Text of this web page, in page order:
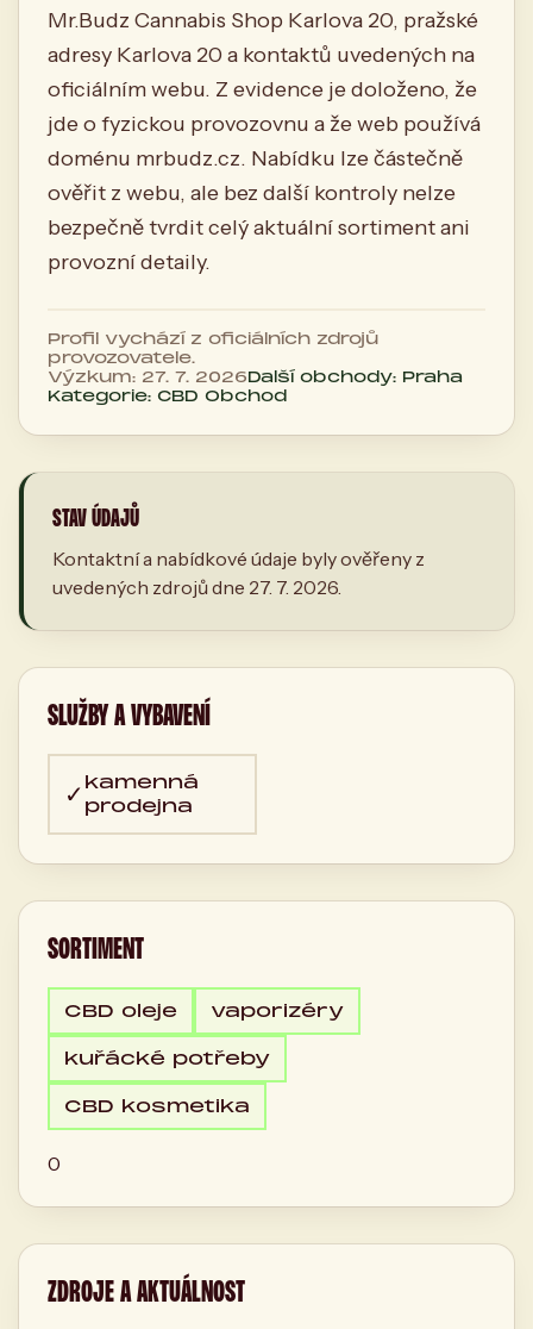
Mr.Budz Cannabis Shop Karlova 20, pražské
adresy Karlova 20 a kontaktů uvedených na
oficiálním webu. Z evidence je doloženo, že
jde o fyzickou provozovnu a že web používá
doménu mrbudz.cz. Nabídku lze částečně
ověřit z webu, ale bez další kontroly nelze
bezpečně tvrdit celý aktuální sortiment ani
provozní detaily.
Profil vychází z oficiálních zdrojů
provozovatele.
Výzkum: 27. 7. 2026Další obchody: Praha
Kategorie: CBD Obchod
STAV ÚDAJŮ
Kontaktní a nabídkové údaje byly ověřeny z
uvedených zdrojů dne 27. 7. 2026.
SLUŽBY A VYBAVENÍ
✓ kamenná
prodejna
SORTIMENT
CBD oleje vaporizéry
kuřácké potřeby
CBD kosmetika
0
ZDROJE A AKTUÁLNOST